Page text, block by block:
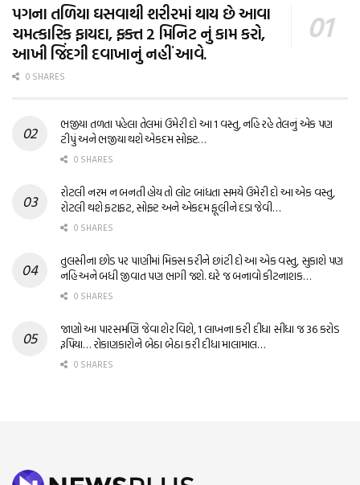
પગના તળિયા ઘસવાથી શરીરમાં થાય છે આવા
ચમત્કારિક ફાયદા, ફક્ત 2 મિનિટ નું કામ કરો,
આખી જિંદગી દવાખાનું નહીં આવે.
0 SHARES
ભજીયા તળતા પહેલા તેલમાં ઉમેરી દો આ 1 વસ્તુ, નહિ રહે તેલનું એક પણ
ટીપું અને ભજીયા થશે એકદમ સોફ્ટ…
0 SHARES
રોટલી નરમ ન બનતી હોય તો લોટ બાંધતા સમયે ઉમેરી દો આ એક વસ્તુ,
રોટલી થશે ફટાફટ, સોફ્ટ અને એકદમ ફૂલીને દડા જેવી…
0 SHARES
તુલસીના છોડ પર પાણીમાં મિક્સ કરીને છાંટી દો આ એક વસ્તુ, સુકાશે પણ
નહિ અને બધી જીવાત પણ ભાગી જશે. ઘરે જ બનાવો કીટનાશક…
0 SHARES
જાણો આ પારસમણિ જેવા શેર વિશે, 1 લાખના કરી દીધા સીધા જ 36 કરોડ
રૂપિયા… રોકાણકારોને બેઠા બેઠા કરી દીધા માલામાલ…
0 SHARES